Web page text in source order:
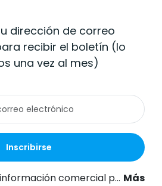
dirección de correo
recibir el boletín (lo
una vez al mes)
Inscribirse
en ul. Wokulskiego 11, 58-100 Świdnica, con fines de marketing, de conformidad con el artículo 398 de la Ley de 12 de julio de 2024 sobre el Derecho de las Comunicaciones Electrónicas.
Más